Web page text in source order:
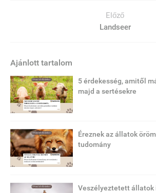
Előző
Landseer
Ajánlott tartalom
5 érdekesség, amitől
majd a sertésekre
Éreznek az állatok
tudomány
Veszélyeztetett állatok